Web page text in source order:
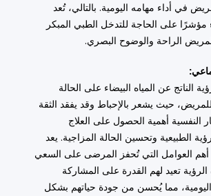
في أداء مهامه اليومية. بالتالي، تُعد
مؤشرًا على الحاجة للتدخل الطبي المبكر
الراحة والوضوح البصري.
الناتج عن المياه البيضاء على الحالة
للمريض، حيث يشعر بالإحباط وقد يفقد الثقة
النفسية أهمية الحصول على العلاج
الطبيعية وتحسين الحالة المزاجية. يعد
أهم العوامل التي تُحفز المرضى على السعي
الرؤية تعيد لهم القدرة على المشاركة
مما يُحسن من جودة حياتهم بشكل